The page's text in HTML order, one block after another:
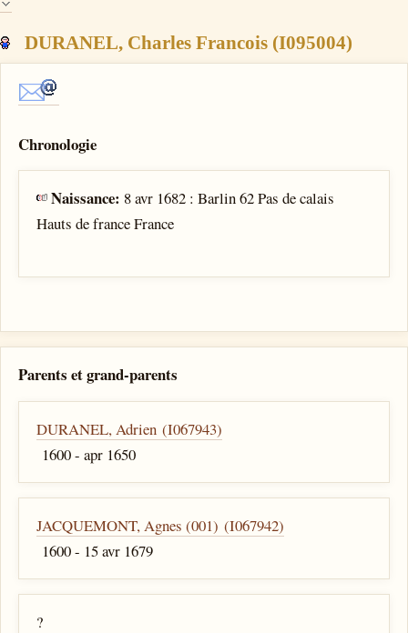
DURANEL, Charles Francois (I095004)
Chronologie
Naissance: 8 avr 1682 : Barlin 62 Pas de calais
Hauts de france France
Parents et grand-parents
DURANEL, Adrien (I067943)
1600 - apr 1650
JACQUEMONT, Agnes (001) (I067942)
1600 - 15 avr 1679
?